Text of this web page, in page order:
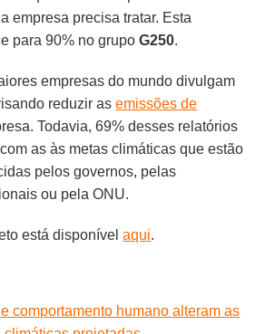
empresa precisa tratar. Esta
para 90% no grupoG250.
empresas do mundo divulgam
reduzir asemissões de
Todavia, 69% desses relatórios
as às metas climáticas que estão
pelos governos, pelas
ou pela ONU.
está disponívelaqui.
comportamento humano alteram as